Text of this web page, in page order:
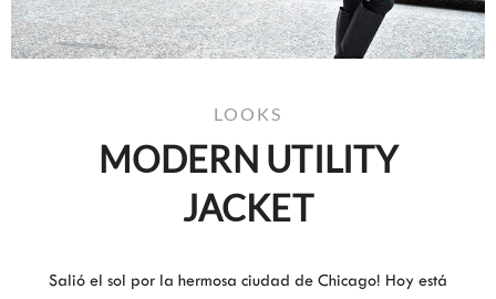
LOOKS
MODERN UTILITY
JACKET
Salió el sol por la hermosa ciudad de Chicago! Hoy está